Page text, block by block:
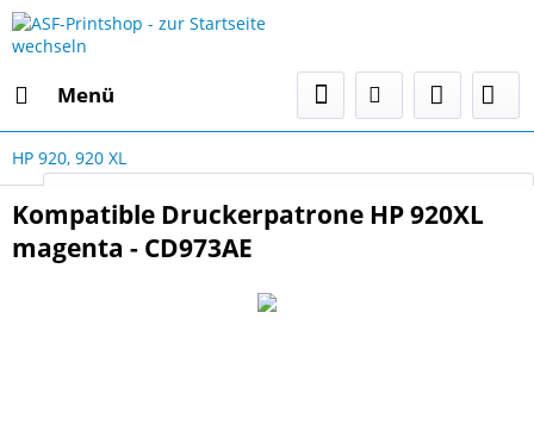
Menü
Select Language
HP 920, 920 XL
Kompatible Druckerpatrone HP 920XL
magenta - CD973AE